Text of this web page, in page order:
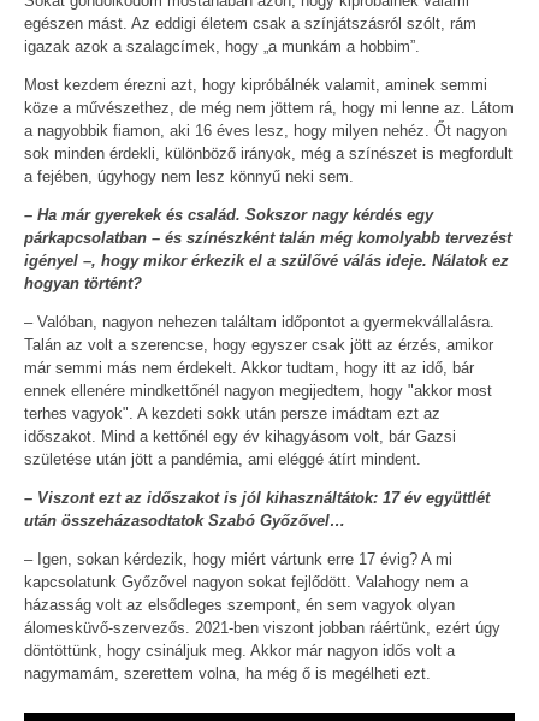
egészen mást. Az eddigi életem csak a színjátszásról szólt, rám
igazak azok a szalagcímek, hogy „a munkám a hobbim”.
Most kezdem érezni azt, hogy kipróbálnék valamit, aminek semmi
köze a művészethez, de még nem jöttem rá, hogy mi lenne az. Látom
a nagyobbik fiamon, aki 16 éves lesz, hogy milyen nehéz. Őt nagyon
sok minden érdekli, különböző irányok, még a színészet is megfordult
a fejében, úgyhogy nem lesz könnyű neki sem.
– Ha már gyerekek és család. Sokszor nagy kérdés egy
párkapcsolatban – és színészként talán még komolyabb tervezést
igényel –, hogy mikor érkezik el a szülővé válás ideje. Nálatok ez
hogyan történt?
– Valóban, nagyon nehezen találtam időpontot a gyermekvállalásra.
Talán az volt a szerencse, hogy egyszer csak jött az érzés, amikor
már semmi más nem érdekelt. Akkor tudtam, hogy itt az idő, bár
ennek ellenére mindkettőnél nagyon megijedtem, hogy "akkor most
terhes vagyok". A kezdeti sokk után persze imádtam ezt az
időszakot. Mind a kettőnél egy év kihagyásom volt, bár Gazsi
születése után jött a pandémia, ami eléggé átírt mindent.
– Viszont ezt az időszakot is jól kihasználtátok: 17 év együttlét
után összeházasodtatok Szabó Győzővel…
– Igen, sokan kérdezik, hogy miért vártunk erre 17 évig? A mi
kapcsolatunk Győzővel nagyon sokat fejlődött. Valahogy nem a
házasság volt az elsődleges szempont, én sem vagyok olyan
álomesküvő-szervezős. 2021-ben viszont jobban ráértünk, ezért úgy
döntöttünk, hogy csináljuk meg. Akkor már nagyon idős volt a
nagymamám, szerettem volna, ha még ő is megélheti ezt.